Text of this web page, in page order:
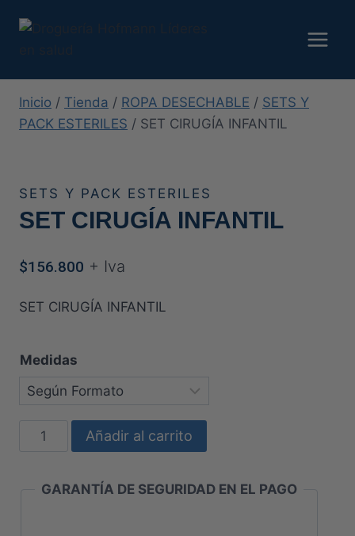
Inicio / Tienda / ROPA DESECHABLE / SETS Y
PACK ESTERILES / SET CIRUGÍA INFANTIL
SETS Y PACK ESTERILES
SET CIRUGÍA INFANTIL
$156.800 + Iva
SET CIRUGÍA INFANTIL
Medidas
SET
CIRUGÍA
cantidad
Añadir al carrito
GARANTÍA DE SEGURIDAD EN EL PAGO